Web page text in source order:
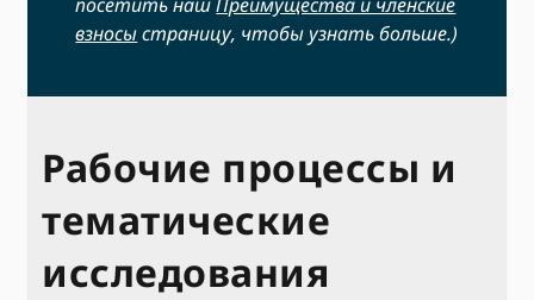
взносыстраницу, чтобы узнать больше.)
Рабочие процессы и
тематические
исследования